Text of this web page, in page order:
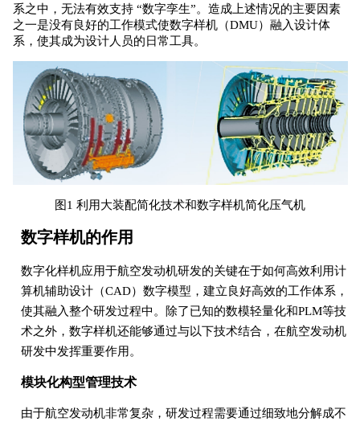
系之中，无法有效支持 “数字孪生”。造成上述情况的主要因素
之一是没有良好的工作模式使数字样机（DMU）融入设计体
系，使其成为设计人员的日常工具。
图1 利用大装配简化技术和数字样机简化压气机
数字样机的作用
数字化样机应用于航空发动机研发的关键在于如何高效利用计
算机辅助设计（CAD）数字模型，建立良好高效的工作体系，
使其融入整个研发过程中。除了已知的数模轻量化和PLM等技
术之外，数字样机还能够通过与以下技术结合，在航空发动机
研发中发挥重要作用。
模块化构型管理技术
由于航空发动机非常复杂，研发过程需要通过细致地分解成不